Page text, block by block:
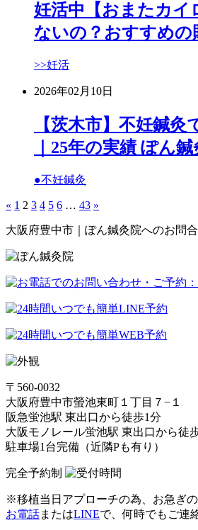
妊活中【おまたカイ
ないの？おすすめの
>>妊活
2026年02月10日
【茨木市】不妊鍼灸
｜25年の実績 ぽん
●不妊鍼灸
« 1 2 3 4 5 6 … 43 »
大阪府豊中市｜ぽん鍼灸院へのお問
〒560-0032
大阪府豊中市螢池東町１丁目７−１
阪急蛍池駅 東出口から徒歩1分
大阪モノレール蛍池駅 東出口から徒
駐車場1台完備（近隣Pも有り）
完全予約制
※移植当日アプローチの為、お急ぎの
お電話またはLINEで、何時でもご連